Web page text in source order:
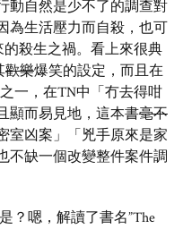
動自然是少不了的調查對
為生活壓力而自殺，也可
殺生之禍。看上來很典
歡樂爆笑的設定，而且在
一，在TN中「冇去得咁
顯而易見地，這本書毫不
室凶案」「兇手原來是家
不缺一個改變整件案件調
？嗯，解讀了書名”The